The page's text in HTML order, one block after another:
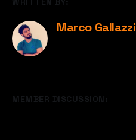
Marco Gallazzi
MEMBER DISCUSSION: